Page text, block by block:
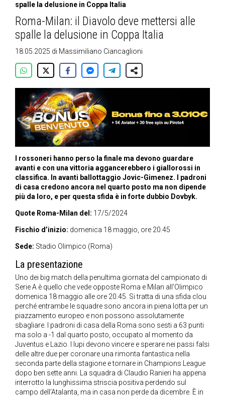
spalle la delusione in Coppa Italia
Roma-Milan: il Diavolo deve mettersi alle
spalle la delusione in Coppa Italia
18.05.2025 di Massimiliano Ciancaglioni
I rossoneri hanno perso la finale ma devono guardare
avanti e con una vittoria aggancerebbero i giallorossi in
classifica. In avanti ballottaggio Jovic-Gimenez. I padroni
di casa credono ancora nel quarto posto ma non dipende
più da loro, e per questa sfida è in forte dubbio Dovbyk.
Quote Roma-Milan del: 17/5/2024
Fischio d’inizio: domenica 18 maggio, ore 20.45
Sede: Stadio Olimpico (Roma)
La presentazione
Uno dei big match della penultima giornata del campionato di
Serie A è quello che vede opposte Roma e Milan all’Olimpico
domenica 18 maggio alle ore 20.45. Si tratta di una sfida clou
perché entrambe le squadre sono ancora in piena lotta per un
piazzamento europeo e non possono assolutamente
sbagliare. I padroni di casa della Roma sono sesti a 63 punti
ma solo a -1 dal quarto posto, occupato al momento da
Juventus e Lazio. I lupi devono vincere e sperare nei passi falsi
delle altre due per coronare una rimonta fantastica nella
seconda parte della stagione e tornare in Champions League
dopo ben sette anni. La squadra di Claudio Ranieri ha appena
interrotto la lunghissima striscia positiva perdendo sul
campo dell’Atalanta, ma in casa non perde da dicembre. È in